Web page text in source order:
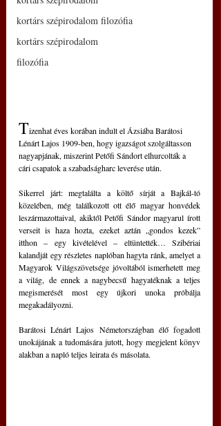
kortárs szépirodalom filozófia
kortárs szépirodalom
filozófia
Tizenhat éves korában indult el Ázsiába Barátosi
Lénárt Lajos 1909-ben, hogy igazságot szolgáltasson
nagyapjának, miszerint Petőfi Sándort elhurcolták a
cári csapatok a szabadságharc leverése után.
Sikerrel járt: megtalálta a költő sírját a Bajkál-tó
közelében, még találkozott ott élő magyar honvédek
leszármazottaival, akiktől Petőfi Sándor magyarul írott
verseit is haza hozta, ezeket aztán „gondos kezek”
itthon ‒ egy kivételével ‒ eltüntették… Szibériai
kalandját egy részletes naplóban hagyta ránk, amelyet a
Magyarok Világszövetsége jóvoltából ismerhetett meg
a világ, de ennek a nagybecsű hagyatéknak a teljes
megismerését most egy újkori unoka próbálja
megakadályozni.
Barátosi Lénárt Lajos Németországban élő fogadott
unokájának a tudomására jutott, hogy megjelent könyv
alakban a napló teljes leirata és másolata.